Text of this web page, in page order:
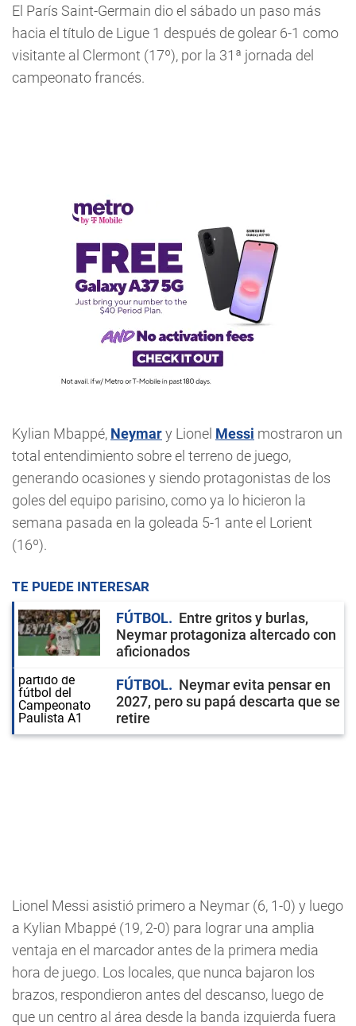
El París Saint-Germain dio el sábado un paso más
hacia el título de Ligue 1 después de golear 6-1 como
visitante al Clermont (17º), por la 31ª jornada del
campeonato francés.
Kylian Mbappé, Neymary Lionel Messi mostraron un
total entendimiento sobre el terreno de juego,
generando ocasiones y siendo protagonistas de los
goles del equipo parisino, como ya lo hicieron la
semana pasada en la goleada 5-1 ante el Lorient
(16º).
TE PUEDE INTERESAR
FÚTBOL
Entre gritos y burlas,
Neymar protagoniza altercado con
aficionados
FÚTBOL
Neymar evita pensar en
2027, pero su papá descarta que se
retire
Lionel Messi asistió primero a Neymar (6, 1-0) y luego
a Kylian Mbappé (19, 2-0) para lograr una amplia
ventaja en el marcador antes de la primera media
hora de juego. Los locales, que nunca bajaron los
brazos, respondieron antes del descanso, luego de
que un centro al área desde la banda izquierda fuera